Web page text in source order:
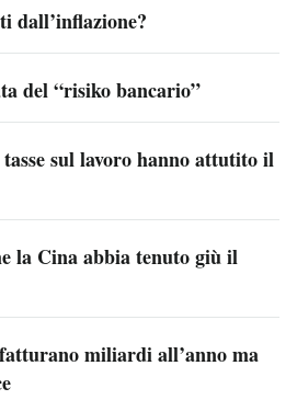
dall’inflazione?
del “risiko bancario”
sul lavoro hanno attutito il
la Cina abbia tenuto giù il
miliardi all’anno ma